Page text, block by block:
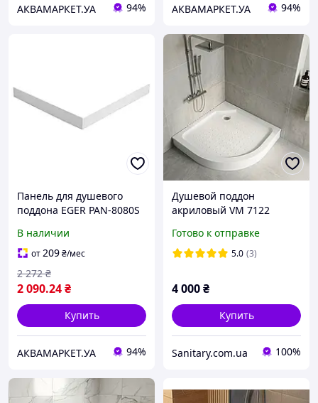
АКВАМАРКЕТ.УА 94% АКВАМАРКЕТ.УА 94%
Панель для душевого
поддона EGER PAN-8080S
В наличии
от209₴/мес
2 090.24₴
2 272 ₴
Купить
АКВАМАРКЕТ.УА 94%
Душевой поддон
акриловый VM 7122
душевой кабины с
передней панелью
Готово к отправке
5.0 (3)
4 000₴
Купить
Sanitary.com.ua 100%